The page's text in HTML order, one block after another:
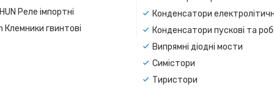
Реле імпортні
Клемники гвинтові
Конденсатори
Конденсатори пускові та
Випрямні діодні мости
Симістори
Тиристори